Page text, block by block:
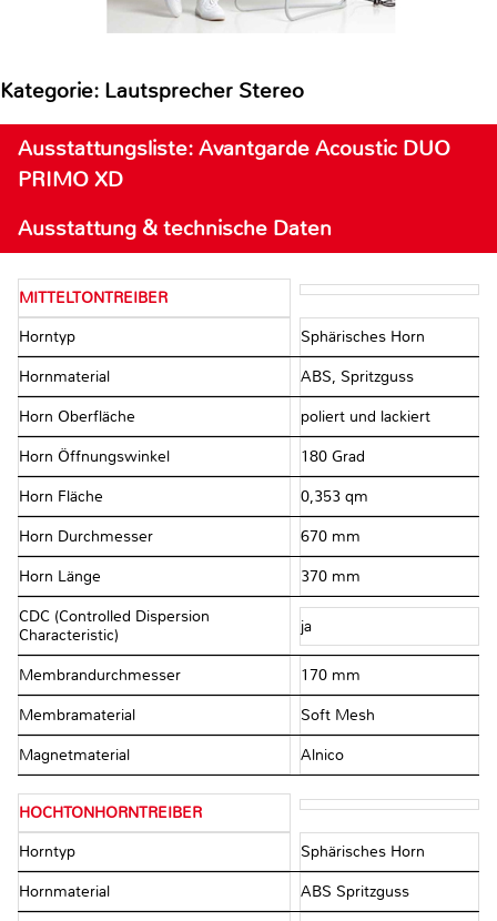
Kategorie: Lautsprecher Stereo
Ausstattungsliste: Avantgarde Acoustic DUO
PRIMO XD
Ausstattung & technische Daten
MITTELTONTREIBER
Horntyp Sphärisches Horn
Hornmaterial ABS, Spritzguss
Horn Oberfläche poliert und lackiert
Horn Öffnungswinkel 180 Grad
Horn Fläche 0,353 qm
Horn Durchmesser 670 mm
Horn Länge 370 mm
CDC (Controlled Dispersion
Characteristic)
ja
Membrandurchmesser 170 mm
Membramaterial Soft Mesh
Magnetmaterial Alnico
HOCHTONHORNTREIBER
Horntyp Sphärisches Horn
Hornmaterial ABS Spritzguss